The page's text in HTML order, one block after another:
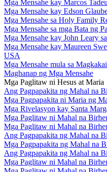
Mga Mensahe kay Marcos
Mga Mensahe kay Edson
Mga Mensahe sa Holy Family
Mga Mensahe sa mga Bata ng
Mga Mensahe kay John Leary
Mga Mensahe kay Maureen
USA
Mga Mensahe mula sa
Maghanap ng Mga Mensahe
Mga Paglitaw ni Hesus at Maria
Ang Pagpapakita ng Mahal na
Mga Pagpapakita ni Maria ng
Mga Rivelasyon kay Santa
Mga Paglitaw ni Mahal na
Mga Paglitaw ni Mahal na
Ang Pagpapakita ng Mahal na
Mga Pagpapakita ng Mahal na
Ang Pagpapakita ng Mahal na
Mga Paglitaw ni Mahal na